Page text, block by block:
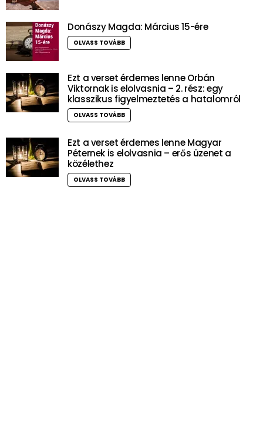
Donászy Magda: Március 15-ére
OLVASS TOVÁBB
Ezt a verset érdemes lenne Orbán
Viktornak is elolvasnia – 2. rész: egy
klasszikus figyelmeztetés a hatalomról
OLVASS TOVÁBB
Ezt a verset érdemes lenne Magyar
Péternek is elolvasnia – erős üzenet a
közélethez
OLVASS TOVÁBB